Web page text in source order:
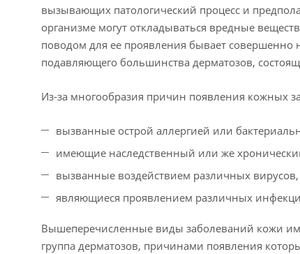
вызывающих патологический процесс и
организме могут откладываться вредные
поводом для ее проявления бывает
подавляющего большинства дерматозов,
Из-за многообразия причин появления кожных
вызванные острой аллергией или
имеющие наследственный или же
вызванные воздействием различных
являющиеся проявлением различных
Вышеперечисленные виды заболеваний кожи
группа дерматозов, причинами появления